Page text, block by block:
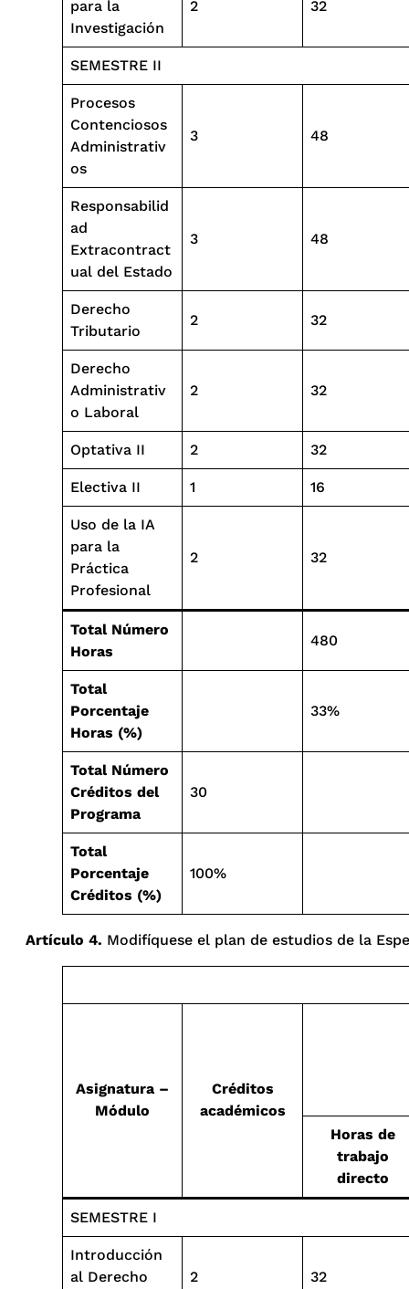
para la
Investigación
2 32
SEMESTRE II
Procesos
Contenciosos
Administrativ
os
3 48
Responsabilid
ad
Extracontract
ual del Estado
3 48
Derecho
Tributario
2 32
Derecho
Administrativ
o Laboral
2 32
Optativa II 2 32
Electiva II 1 16
Uso de la IA
para la
Práctica
Profesional
2 32
Total Número
Horas
480
Total
Porcentaje
Horas (%)
33%
Total Número
Créditos del
Programa
30
Total
Porcentaje
Créditos (%)
100%
Artículo 4. Modifíquese el plan de estudios de la
Asignatura –
Módulo
Créditos
académicos
Horas de
trabajo
directo
SEMESTRE I
Introducción
al Derecho
2 32